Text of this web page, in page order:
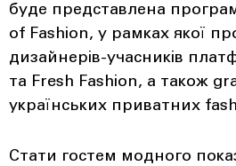
буде представлена
of Fashion, у рамках якої
дизайнерів-учасників
та Fresh Fashion, а також
українських приватних
Стати гостем модного